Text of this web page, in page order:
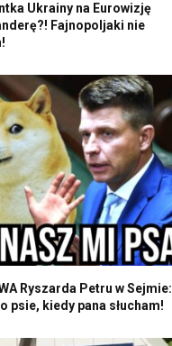
Ukrainy na Eurowizję
Fajnopoljaki nie
Ryszarda Petru w Sejmie:
psie, kiedy pana słucham!